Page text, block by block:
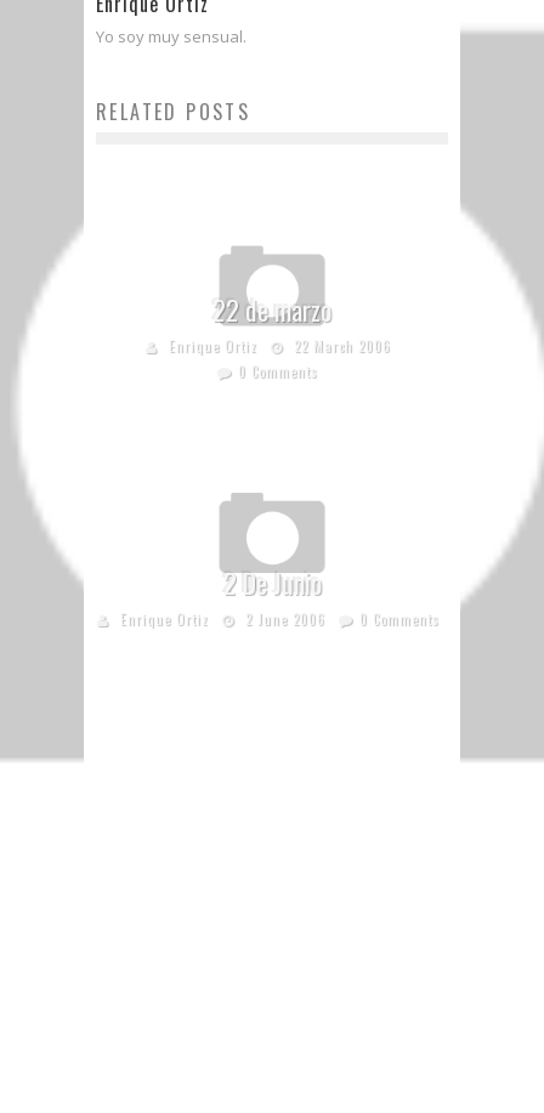
Yo soy muy sensual.
RELATED POSTS
22 de marzo
Enrique Ortiz
22 March 2006
0 Comments
2 De Junio
Enrique Ortiz 2 June 2006 0 Comments